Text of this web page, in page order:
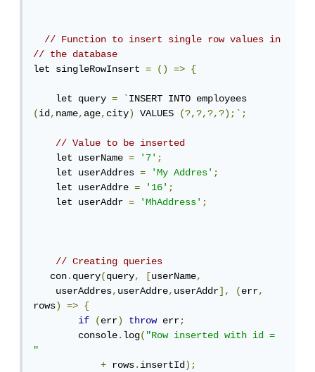
// Function to insert single row values in
// the database
let singleRowInsert = () => {
    let query
= `
(id,name,age,city) VALUES (?,?,?,?);`;
// Value to be inserted
    let userName
= '7';
    let userAddres
= 'My Addres';
    let userAddre
= '16';
    let userAddr
= 'MhAddress';
// Creating queries
   con
.query(query, [userName,
    userAddres
,userAddre,userAddr], (err,
rows) =>
{
if
(err) throw err;
        console
.log("Row inserted with id =
"
+ rows.insertId);